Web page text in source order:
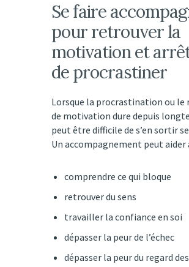
Se faire
pour retrouver la
motivation et
de procrastiner
Lorsque la procrastination ou le
de motivation dure depuis
peut être difficile de s’en sortir
Un accompagnement peut aider
comprendre ce qui bloque
retrouver du sens
travailler la confiance en soi
dépasser la peur de l’échec
dépasser la peur du regard